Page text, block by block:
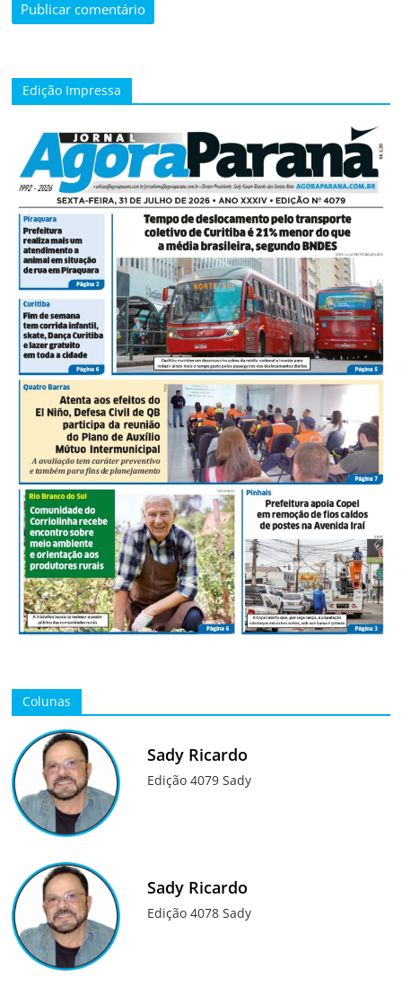
Edição Impressa
Colunas
Sady Ricardo
Edição 4079 Sady
Sady Ricardo
Edição 4078 Sady